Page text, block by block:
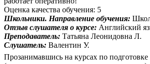
Оценка качества обучения: 5
Школьники. Направление обучения:
Отзыв слушателя о курсе: Английский
Преподаватель: Татьяна Леонидовна Л.
Слушатель: Валентин У.
Прозанимавшись на курсах по